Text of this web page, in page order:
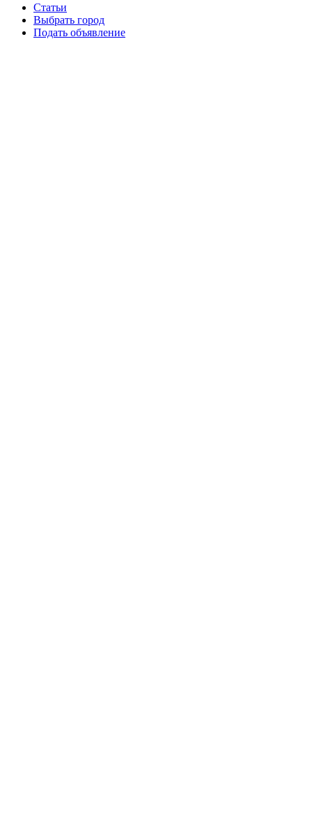
Статьи
Выбрать город
Подать объявление